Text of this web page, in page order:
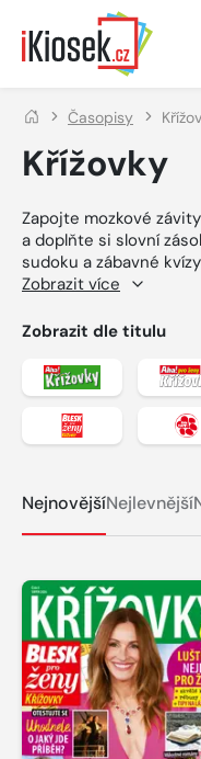
Přejít na hlavní obsah
Časopisy
Křížovky
Zapojte mozkové
a doplňte si slovní
sudoku a zábavné
Zobrazit více
Zobrazit dle titulu
Zobrazit detail
Zobrazit detail
NejnovějšíNejlevnější